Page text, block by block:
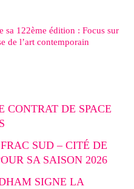
sa 122ème édition : Focus sur
de l’art contemporain
CONTRAT DE SPACE
SUD – CITÉ DE
SA SAISON 2026
SIGNE LA